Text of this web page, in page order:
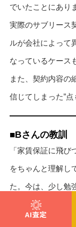
でいたことにあり
実際のサブリース
ルが会社によって
なっているケース
また、契約内容の
信じてしまった”
■Bさんの教訓
「家賃保証に飛
をちゃんと理解し
た。今は、少し勉
います。」
AI査定